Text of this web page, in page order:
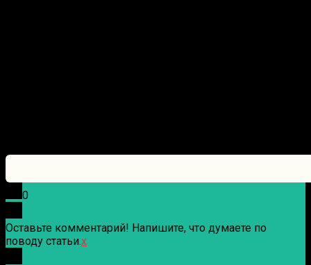
0
Оставьте комментарий! Напишите, что думаете по
поводу статьи.x